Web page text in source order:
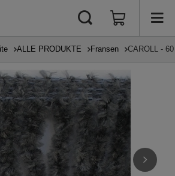
ALLE PRODUKTE Fransen CAROLL -